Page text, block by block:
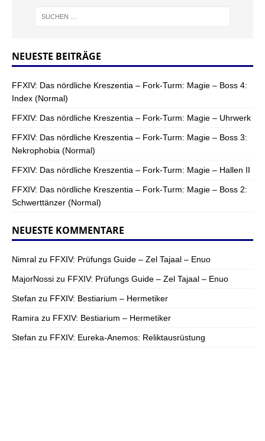
NEUESTE BEITRÄGE
FFXIV: Das nördliche Kreszentia – Fork-Turm: Magie – Boss 4:
Index (Normal)
FFXIV: Das nördliche Kreszentia – Fork-Turm: Magie – Uhrwerk
FFXIV: Das nördliche Kreszentia – Fork-Turm: Magie – Boss 3:
Nekrophobia (Normal)
FFXIV: Das nördliche Kreszentia – Fork-Turm: Magie – Hallen II
FFXIV: Das nördliche Kreszentia – Fork-Turm: Magie – Boss 2:
Schwerttänzer (Normal)
NEUESTE KOMMENTARE
Nimral zu FFXIV: Prüfungs Guide – Zel Tajaal – Enuo
MajorNossi zu FFXIV: Prüfungs Guide – Zel Tajaal – Enuo
Stefan zu FFXIV: Bestiarium – Hermetiker
Ramira zu FFXIV: Bestiarium – Hermetiker
Stefan zu FFXIV: Eureka-Anemos: Reliktausrüstung